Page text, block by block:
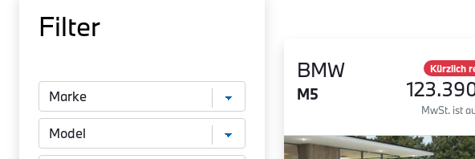
Filter
BMW
M5
Kürzlich
MwSt. ist